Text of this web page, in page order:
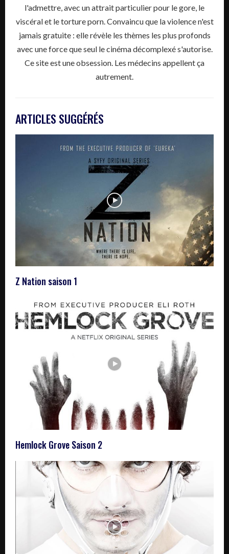
l'admettre, avec un attrait particulier pour le gore, le
viscéral et le torture porn. Convaincu que la violence n'est
jamais gratuite : elle révèle les thèmes les plus profonds
avec une force que seul le cinéma décomplexé s'autorise.
Ce site est une obsession. Les médecins appellent ça
autrement.
ARTICLES SUGGÉRÉS
Z Nation saison 1
Hemlock Grove Saison 2